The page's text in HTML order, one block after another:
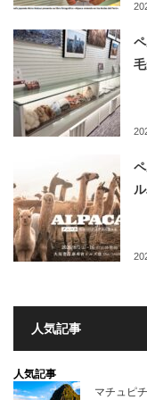
人気記事
人気記事
マチュピ